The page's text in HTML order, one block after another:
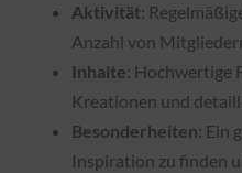
Aktivität:
Anzahl von
Inhalte: Hochwertige
Kreationen und
Besonderheiten: Ein
Inspiration zu finden